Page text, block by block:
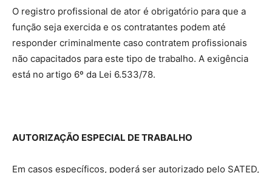
O registro profissional de ator é obrigatório para que a
função seja exercida e os contratantes podem até
responder criminalmente caso contratem profissionais
não capacitados para este tipo de trabalho. A exigência
está no artigo 6º da Lei 6.533/78.
AUTORIZAÇÃO ESPECIAL DE TRABALHO
Em casos específicos, poderá ser autorizado pelo SATED,